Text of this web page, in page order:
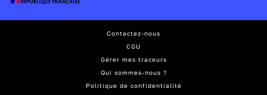
Contactez-nous
CGU
Gérer mes traceurs
Qui sommes-nous ?
Politique de confidentialité